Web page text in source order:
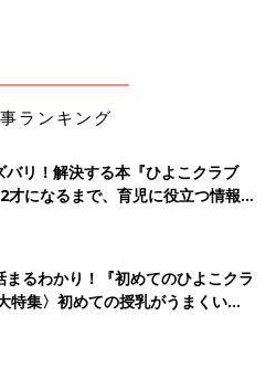
ランキング
バリ！解決する本『ひよこクラブ
になるまで、育児に役立つ情報が
まるわかり！『初めてのひよこクラ
特集〉初めての授乳がうまくい
ルクの基本と夏のトラブル 解決テ